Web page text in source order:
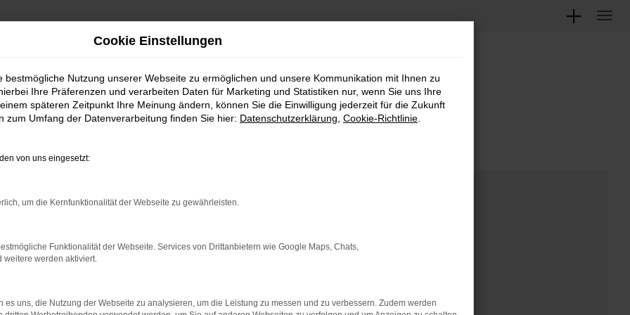
Cookie Einstellungen
bestmögliche Nutzung unserer Webseite zu ermöglichen und unsere Kommunikation mit Ihnen zu
Ihre Präferenzen und verarbeiten Daten für Marketing und Statistiken nur, wenn Sie uns Ihre
späteren Zeitpunkt Ihre Meinung ändern, können Sie die Einwilligung jederzeit für die Zukunft
zum Umfang der Datenverarbeitung finden Sie hier: Datenschutzerklärung Cookie-Richtlinie
von uns eingesetzt:
um die Kernfunktionalität der Webseite zu gewährleisten.
Funktionalität der Webseite. Services von Drittanbietern wie Google Maps, Chats,
weitere werden aktiviert.
es uns, die Nutzung der Webseite zu analysieren, um die Leistung zu messen und zu verbessern. Zudem werden